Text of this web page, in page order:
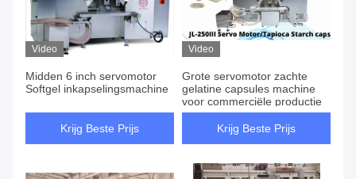
Video
Midden 6 inch servomotor
Softgel inkapselingsmachine
Krijg Beste Prijs
Video
Grote servomotor zachte
gelatine capsules machine
voor commerciële productie
Krijg Beste Prijs